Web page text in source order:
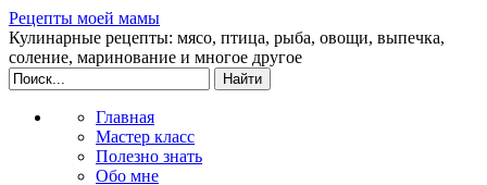
Рецепты моей мамы
Кулинарные рецепты: мясо, птица, рыба, овощи, выпечка,
соление, маринование и многое другое
Главная
Мастер класс
Полезно знать
Обо мне